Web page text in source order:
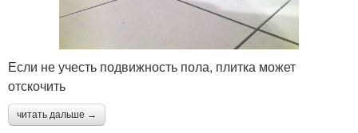
Если не учесть подвижность пола, плитка может
отскочить
читать дальше →